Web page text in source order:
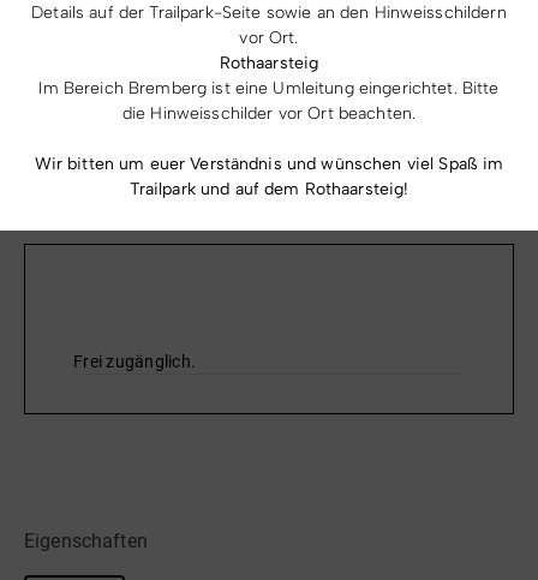
Details auf der Trailpark-Seite sowie an den Hinweisschildern
vor Ort.
Rothaarsteig
Im Bereich Bremberg ist eine Umleitung eingerichtet. Bitte
die Hinweisschilder vor Ort beachten.
Wir bitten um euer Verständnis und wünschen viel Spaß im
Trailpark und auf dem Rothaarsteig!
ausreichend Platz zum Toben. Diese Spielgeräte findest
du auf dem Spielplatz: eine Seilbahn, eine 2-fach
Schaukel, eine Kleinkindschaukel, einen Aufstiegturm mit
Sprossenleiter und Rutsche, ein Federspielgerät, ein
Turm, eine TT-Platte und ein Sitzkarussell.
mehr anzeigen
Frei zugänglich.
Eigenschaften